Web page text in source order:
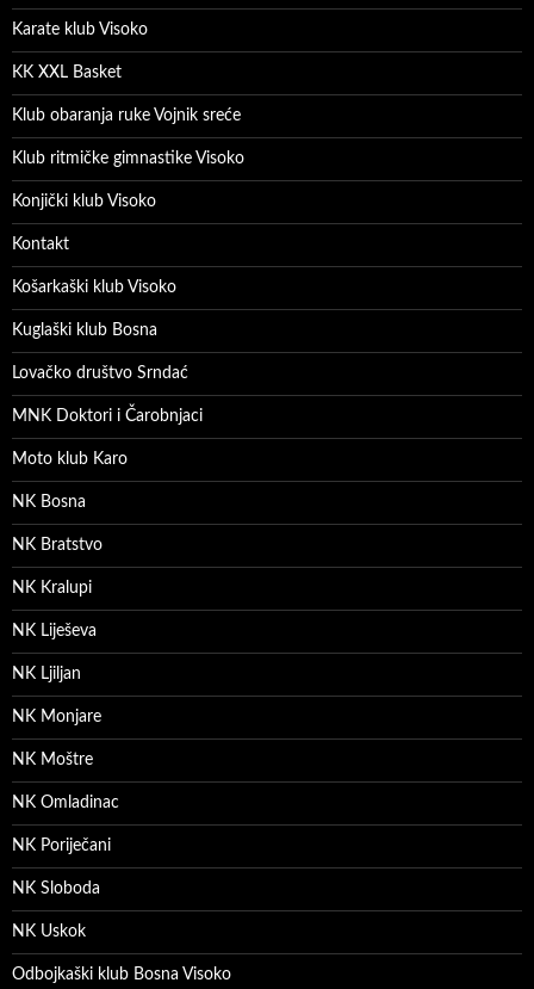
Karate klub Visoko
KK XXL Basket
Klub obaranja ruke Vojnik sreće
Klub ritmičke gimnastike Visoko
Konjički klub Visoko
Kontakt
Košarkaški klub Visoko
Kuglaški klub Bosna
Lovačko društvo Srndać
MNK Doktori i Čarobnjaci
Moto klub Karo
NK Bosna
NK Bratstvo
NK Kralupi
NK Liješeva
NK Ljiljan
NK Monjare
NK Moštre
NK Omladinac
NK Poriječani
NK Sloboda
NK Uskok
Odbojkaški klub Bosna Visoko